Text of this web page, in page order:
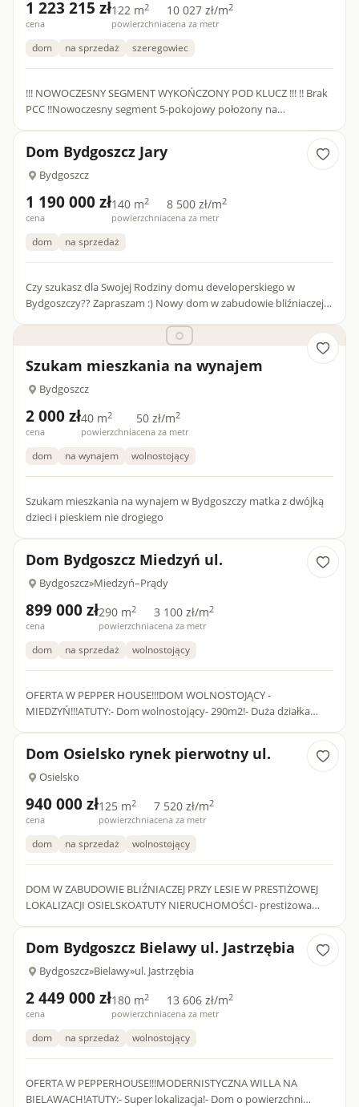
1 223 215 zł
cena
122 m2
powierzchnia
10 027 zł/m2
cena za metr
dom na sprzedaż szeregowiec
!!! NOWOCZESNY SEGMENT WYKOŃCZONY POD KLUCZ !!! !! Brak
PCC !!Nowoczesny segment 5-pokojowy położony na
Dom Bydgoszcz Jary
Bydgoszcz
1 190 000 zł
cena
140 m2
powierzchnia
8 500 zł/m2
cena za metr
dom na sprzedaż
Czy szukasz dla Swojej Rodziny domu developerskiego w
Bydgoszczy?? Zapraszam :) Nowy dom w zabudowie bliźniaczej
Szukam mieszkania na wynajem
Bydgoszcz
2 000 zł
cena
40 m2
powierzchnia
50 zł/m2
cena za metr
dom na wynajem wolnostojący
Szukam mieszkania na wynajem w Bydgoszczy matka z dwójką
dzieci i pieskiem nie drogiego
Dom Bydgoszcz Miedzyń ul.
Bydgoszcz»Miedzyń–Prądy
899 000 zł
cena
290 m2
powierzchnia
3 100 zł/m2
cena za metr
dom na sprzedaż wolnostojący
OFERTA W PEPPER HOUSE!!!DOM WOLNOSTOJĄCY -
MIEDZYŃ!!!ATUTY:- Dom wolnostojący- 290m2!- Duża działka
Dom Osielsko rynek pierwotny ul.
Osielsko
940 000 zł
cena
125 m2
powierzchnia
7 520 zł/m2
cena za metr
dom na sprzedaż wolnostojący
DOM W ZABUDOWIE BLIŹNIACZEJ PRZY LESIE W PRESTIŻOWEJ
LOKALIZACJI OSIELSKOATUTY NIERUCHOMOŚCI- prestiżowa
Dom Bydgoszcz Bielawy ul. Jastrzębia
Bydgoszcz»Bielawy»ul. Jastrzębia
2 449 000 zł
cena
180 m2
powierzchnia
13 606 zł/m2
cena za metr
dom na sprzedaż wolnostojący
OFERTA W PEPPERHOUSE!!!MODERNISTYCZNA WILLA NA
BIELAWACH!ATUTY:- Super lokalizacja!- Dom o powierzchni